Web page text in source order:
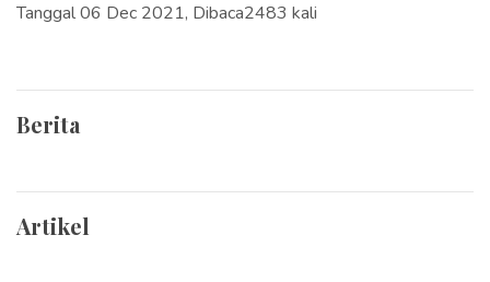
Tanggal 06 Dec 2021, Dibaca2483 kali
Berita
Artikel